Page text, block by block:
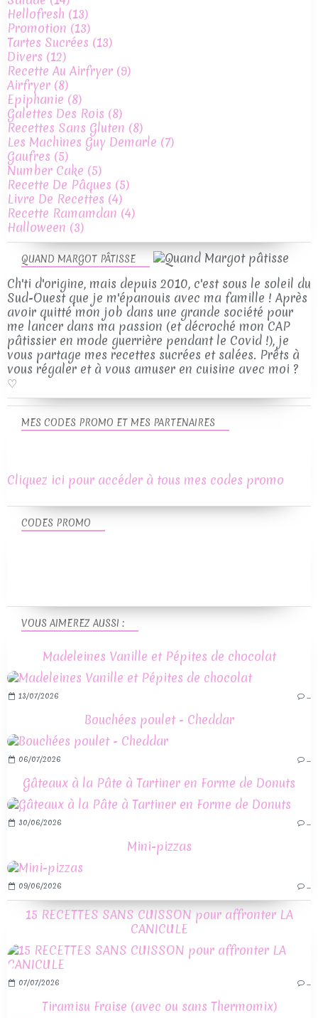
QUAND MARGOT PÂTISSE
Ch'ti d'origine, mais depuis 2010, c'est sous le soleil du
Sud-Ouest que je m'épanouis avec ma famille ! Après
avoir quitté mon job dans une grande société pour
me lancer dans ma passion (et décroché mon CAP
pâtissier en mode guerrière pendant le Covid !), je
vous partage mes recettes sucrées et salées. Prêts à
vous régaler et à vous amuser en cuisine avec moi ?
♡
VOUS AIMEREZ AUSSI :
Madeleines Vanille et Pépites de chocolat
13/07/2026 …
Bouchées poulet - Cheddar
06/07/2026 …
Gâteaux à la Pâte à Tartiner en Forme de Donuts
30/06/2026 …
Mini-pizzas
09/06/2026 …
15 RECETTES SANS CUISSON pour affronter LA
CANICULE
07/07/2026 …
Tiramisu Fraise (avec ou sans Thermomix)
Hellofresh (13)
Promotion (13)
Tartes Sucrées (13)
Divers (12)
Recette Au Airfryer (9)
Airfryer (8)
Epiphanie (8)
Galettes Des Rois (8)
Recettes Sans Gluten (8)
Les Machines Guy Demarle (7)
Gaufres (5)
Number Cake (5)
Recette De Pâques (5)
Livre De Recettes (4)
Recette Ramamdan (4)
Halloween (3)
CODES PROMO
MES CODES PROMO ET MES PARTENAIRES
Cliquez ici pour accéder à tous mes codes promo